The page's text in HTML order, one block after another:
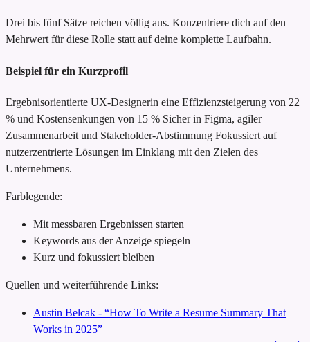
Drei bis fünf Sätze reichen völlig aus. Konzentriere dich auf den
Mehrwert für diese Rolle statt auf deine komplette Laufbahn.
Beispiel für ein Kurzprofil
Ergebnisorientierte UX-Designerin eine Effizienzsteigerung von 22
% und Kostensenkungen von 15 % Sicher in Figma, agiler
Zusammenarbeit und Stakeholder-Abstimmung Fokussiert auf
nutzerzentrierte Lösungen im Einklang mit den Zielen des
Unternehmens.
Farblegende:
Mit messbaren Ergebnissen starten
Keywords aus der Anzeige spiegeln
Kurz und fokussiert bleiben
Quellen und weiterführende Links:
Austin Belcak - “How To Write a Resume Summary That
Works in 2025”